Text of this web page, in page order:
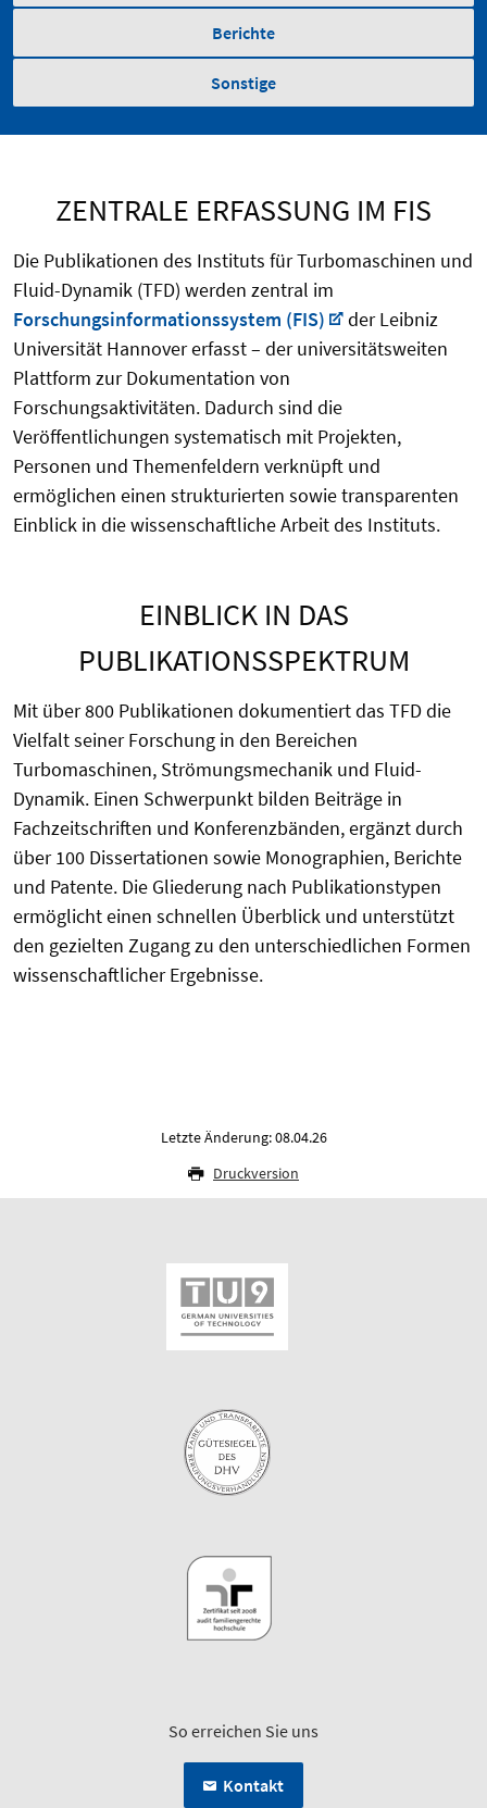
Berichte
Sonstige
ZENTRALE ERFASSUNG IM FIS
Die Publikationen des Instituts für Turbomaschinen und
Fluid-Dynamik (TFD) werden zentral im
Forschungsinformationssystem (FIS)
der Leibniz
Universität Hannover erfasst – der universitätsweiten
Plattform zur Dokumentation von
Forschungsaktivitäten. Dadurch sind die
Veröffentlichungen systematisch mit Projekten,
Personen und Themenfeldern verknüpft und
ermöglichen einen strukturierten sowie transparenten
Einblick in die wissenschaftliche Arbeit des Instituts.
EINBLICK IN DAS
PUBLIKATIONSSPEKTRUM
Mit über 800 Publikationen dokumentiert das TFD die
Vielfalt seiner Forschung in den Bereichen
Turbomaschinen, Strömungsmechanik und Fluid-
Dynamik. Einen Schwerpunkt bilden Beiträge in
Fachzeitschriften und Konferenzbänden, ergänzt durch
über 100 Dissertationen sowie Monographien, Berichte
und Patente. Die Gliederung nach Publikationstypen
ermöglicht einen schnellen Überblick und unterstützt
den gezielten Zugang zu den unterschiedlichen Formen
wissenschaftlicher Ergebnisse.
Letzte Änderung: 08.04.26
Druckversion
So erreichen Sie uns
Kontakt